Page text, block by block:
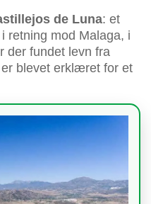
de Luna: et
retning mod Malaga, i
der fundet levn fra
blevet erklæret for et